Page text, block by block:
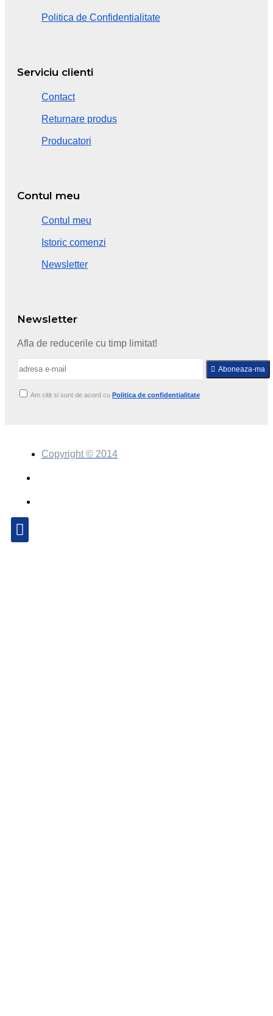
Politica de Confidentialitate
Serviciu clienti
Contact
Returnare produs
Producatori
Contul meu
Contul meu
Istoric comenzi
Newsletter
Newsletter
Afla de reducerile cu timp limitat!
Aboneaza-ma
Am citit si sunt de acord cu Politica de confidentialitate
Copyright © 2014